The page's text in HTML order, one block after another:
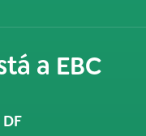
a EBC